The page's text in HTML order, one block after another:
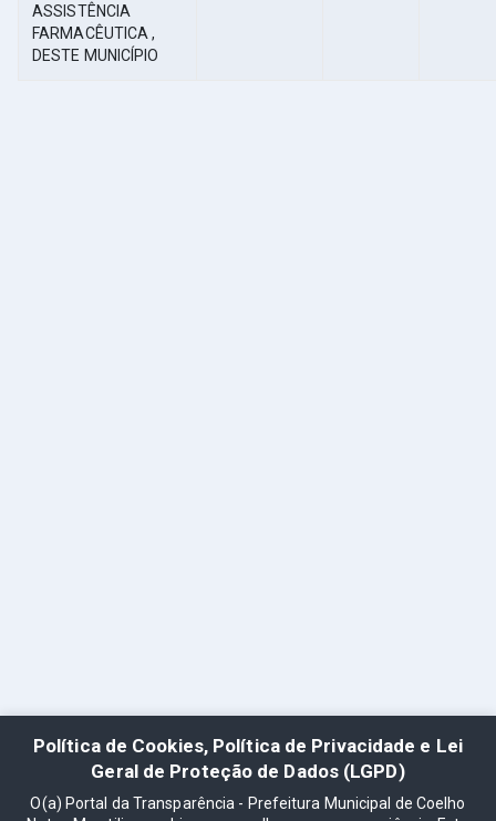
ASSISTÊNCIA
FARMACÊUTICA ,
DESTE MUNICÍPIO
Política de Cookies, Política de Privacidade e Lei
Geral de Proteção de Dados (LGPD)
O(a) Portal da Transparência - Prefeitura Municipal de Coelho